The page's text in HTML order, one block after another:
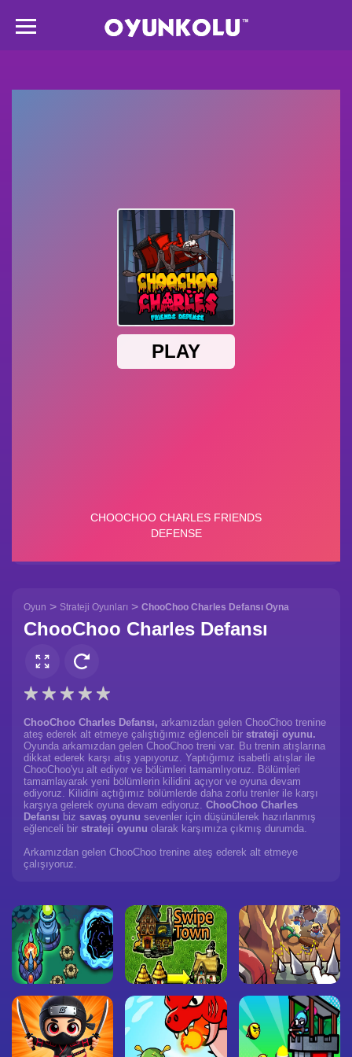
Oyun > Strateji Oyunları > ChooChoo Charles Defansı Oyna
ChooChoo Charles Defansı
ChooChoo Charles Defansı, arkamızdan gelen ChooChoo trenine
ateş ederek alt etmeye çalıştığımız eğlenceli bir strateji oyunu.
Oyunda arkamızdan gelen ChooChoo treni var. Bu trenin atışlarına
dikkat ederek karşı atış yapıyoruz. Yaptığımız isabetli atışlar ile
ChooChoo'yu alt ediyor ve bölümleri tamamlıyoruz. Bölümleri
tamamlayarak yeni bölümlerin kilidini açıyor ve oyuna devam
ediyoruz. Kilidini açtığımız bölümlerde daha zorlu trenler ile karşı
karşıya gelerek oyuna devam ediyoruz. ChooChoo Charles
Defansı biz savaş oyunu sevenler için düşünülerek hazırlanmış
eğlenceli bir strateji oyunu olarak karşımıza çıkmış durumda.
Arkamızdan gelen ChooChoo trenine ateş ederek alt etmeye
çalışıyoruz.